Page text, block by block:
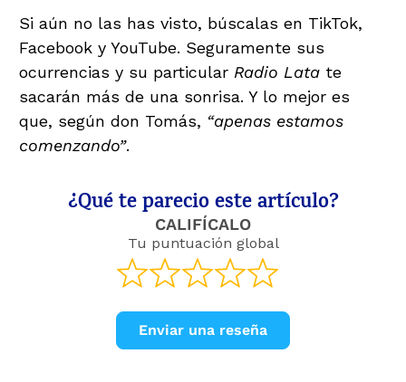
Si aún no las has visto, búscalas en TikTok,
Facebook y YouTube. Seguramente sus
ocurrencias y su particular Radio Lata te
sacarán más de una sonrisa. Y lo mejor es
que, según don Tomás, “apenas estamos
comenzando”.
¿Qué te parecio este artículo?
CALIFÍCALO
Tu puntuación global
Enviar una reseña